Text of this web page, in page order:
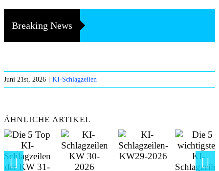
Breaking News
Juni 21st, 2026 KI-Schlagzeilen
ÄHNLICHE ARTIKEL